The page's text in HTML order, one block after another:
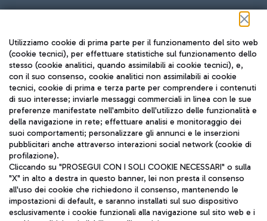
Seguici sui social
TRAVEL JOURNAL
ITA
Utilizziamo cookie di prima parte per il funzionamento del sito web
(cookie tecnici), per effettuare statistiche sul funzionamento dello
stesso (cookie analitici, quando assimilabili ai cookie tecnici), e,
con il suo consenso, cookie analitici non assimilabili ai cookie
tecnici, cookie di prima e terza parte per comprendere i contenuti
di suo interesse; inviarle messaggi commerciali in linea con le sue
preferenze manifestate nell'ambito dell'utilizzo delle funzionalità e
della navigazione in rete; effettuare analisi e monitoraggio dei
suoi comportamenti; personalizzare gli annunci e le inserzioni
pubblicitari anche attraverso interazioni social network (cookie di
profilazione).
Cliccando su "PROSEGUI CON I SOLI COOKIE NECESSARI" o sulla
"X" in alto a destra in questo banner, lei non presta il consenso
all'uso dei cookie che richiedono il consenso, mantenendo le
impostazioni di default, e saranno installati sul suo dispositivo
esclusivamente i cookie funzionali alla navigazione sul sito web e i